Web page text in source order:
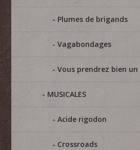
Plumes de brigands
Vagabondages
Vous prendrez bien un
MUSICALES
Acide rigodon
Crossroads